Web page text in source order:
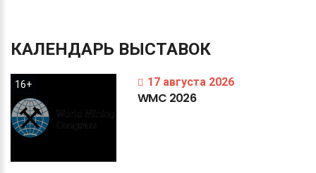
КАЛЕНДАРЬ ВЫСТАВОК
16+ 17 августа 2026
WMC 2026